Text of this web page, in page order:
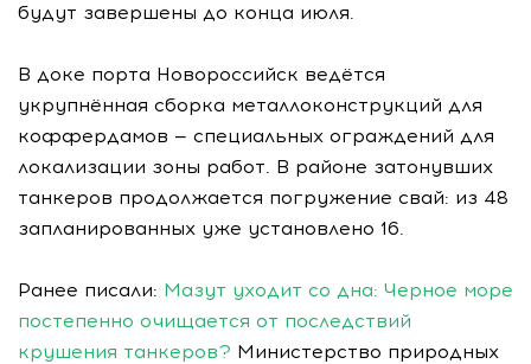
будут завершены до конца июля.
В доке порта Новороссийск ведётся
укрупнённая сборка металлоконструкций для
коффердамов — специальных ограждений для
локализации зоны работ. В районе затонувших
танкеров продолжается погружение свай: из 48
запланированных уже установлено 16.
Ранее писали: Мазут уходит со дна: Черное море
постепенно очищается от последствий
крушения танкеров? Министерство природных